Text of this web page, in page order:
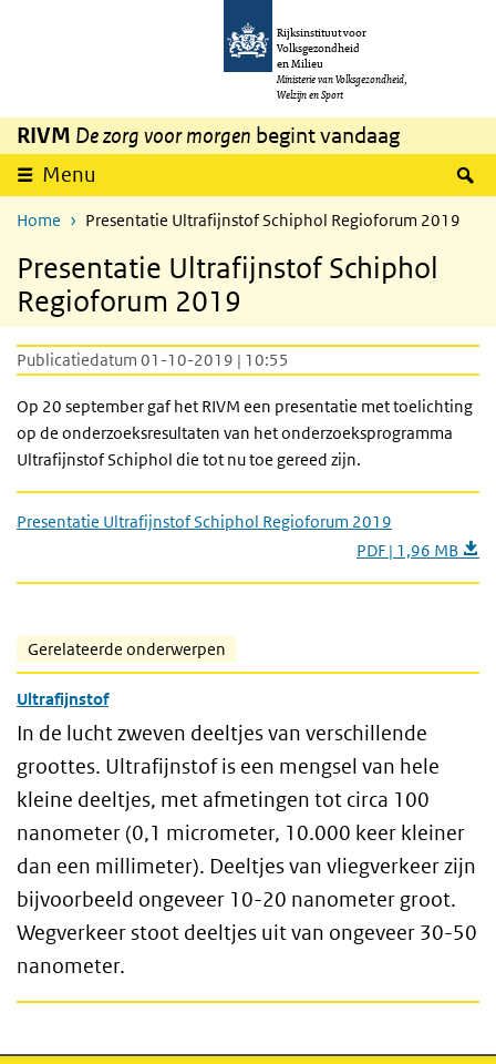
Overslaan en naar de inhoud gaan
Rijksinstituut voor
Volksgezondheid
en Milieu
Ministerie van Volksgezondheid,
Welzijn en Sport
RIVM De zorg voor morgen begint vandaag
Menu
Home Presentatie Ultrafijnstof Schiphol Regioforum 2019
Presentatie Ultrafijnstof Schiphol
Regioforum 2019
Publicatiedatum 01-10-2019 | 10:55
Op 20 september gaf het RIVM een presentatie met toelichting
op de onderzoeksresultaten van het onderzoeksprogramma
Ultrafijnstof Schiphol die tot nu toe gereed zijn.
Presentatie Ultrafijnstof Schiphol Regioforum 2019
PDF | 1,96 MB
Gerelateerde onderwerpen
Ultrafijnstof
In de lucht zweven deeltjes van verschillende
groottes. Ultrafijnstof is een mengsel van hele
kleine deeltjes, met afmetingen tot circa 100
nanometer (0,1 micrometer, 10.000 keer kleiner
dan een millimeter). Deeltjes van vliegverkeer zijn
bijvoorbeeld ongeveer 10-20 nanometer groot.
Wegverkeer stoot deeltjes uit van ongeveer 30-50
nanometer.